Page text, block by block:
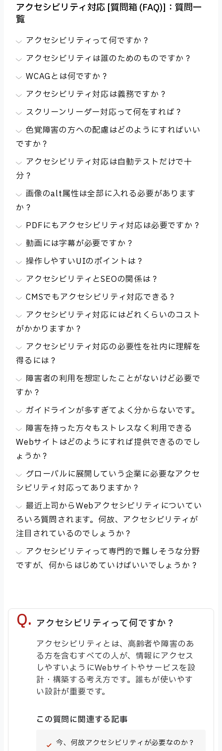
アクセシビリティ対応 [質問箱 (FAQ)]：質問一
覧
アクセシビリティって何ですか？
アクセシビリティは誰のためのものですか？
WCAGとは何ですか？
アクセシビリティ対応は義務ですか？
スクリーンリーダー対応って何をすれば？
色覚障害の方への配慮はどのようにすればいい
ですか？
アクセシビリティ対応は自動テストだけで十
分？
画像のalt属性は全部に入れる必要があります
か？
PDFにもアクセシビリティ対応は必要ですか？
動画には字幕が必要ですか？
操作しやすいUIのポイントは？
アクセシビリティとSEOの関係は？
CMSでもアクセシビリティ対応できる？
アクセシビリティ対応にはどれくらいのコスト
がかかりますか？
アクセシビリティ対応の必要性を社内に理解を
得るには？
障害者の利用を想定したことがないけど必要で
すか？
ガイドラインが多すぎてよく分からないです。
障害を持った方々もストレスなく利用できる
Webサイトはどのようにすれば提供できるのでし
ょうか？
グローバルに展開していう企業に必要なアクセ
シビリティ対応ってありますか？
最近上司からWebアクセシビリティについてい
ろいろ質問されます。何故、アクセシビリティが
注目されているのでしょうか？
アクセシビリティって専門的で難しそうな分野
ですが、何からはじめていけばいいでしょうか？
アクセシビリティって何ですか？
アクセシビリティとは、高齢者や障害のあ
る方を含むすべての人が、情報にアクセス
しやすいようにWebサイトやサービスを設
計・構築する考え方です。誰もが使いやす
い設計が重要です。
この質問に関連する記事
今、何故アクセシビリティが必要なのか？